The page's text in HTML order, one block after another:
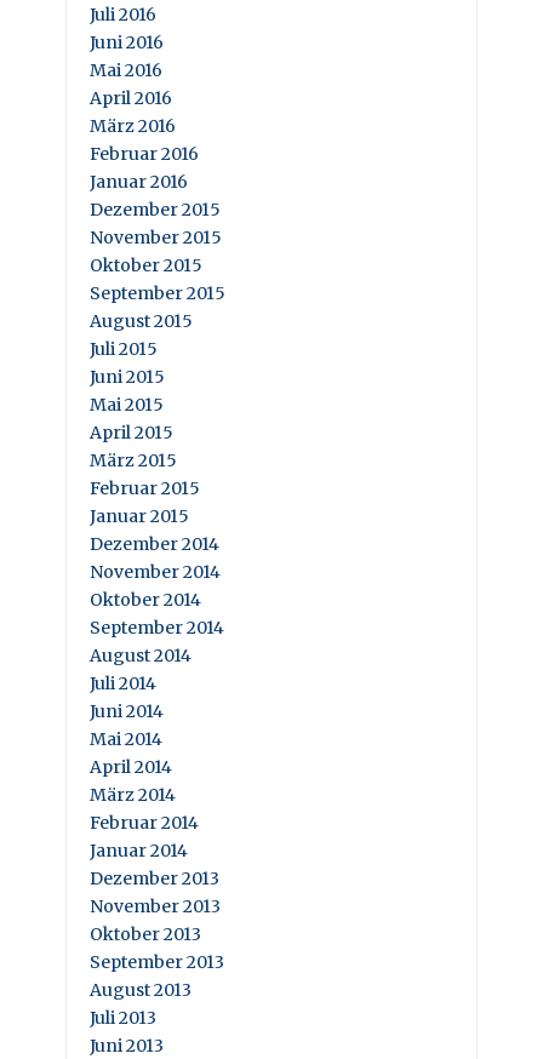
Juli 2016
Juni 2016
Mai 2016
April 2016
März 2016
Februar 2016
Januar 2016
Dezember 2015
November 2015
Oktober 2015
September 2015
August 2015
Juli 2015
Juni 2015
Mai 2015
April 2015
März 2015
Februar 2015
Januar 2015
Dezember 2014
November 2014
Oktober 2014
September 2014
August 2014
Juli 2014
Juni 2014
Mai 2014
April 2014
März 2014
Februar 2014
Januar 2014
Dezember 2013
November 2013
Oktober 2013
September 2013
August 2013
Juli 2013
Juni 2013